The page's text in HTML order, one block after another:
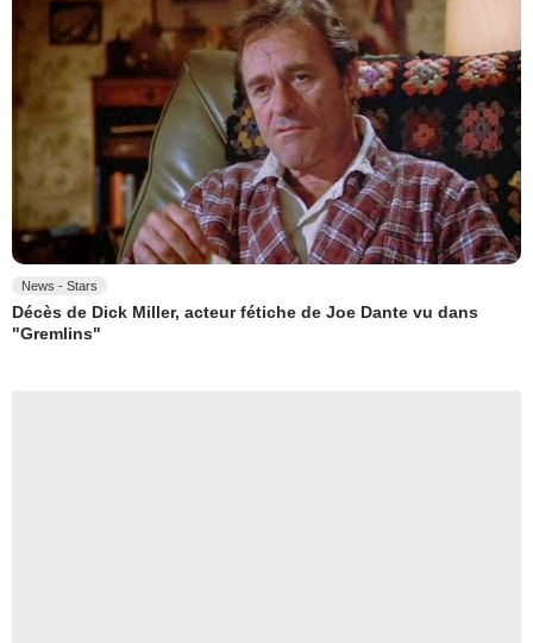
News - Stars
Décès de Dick Miller, acteur fétiche de Joe Dante vu dans
"Gremlins"